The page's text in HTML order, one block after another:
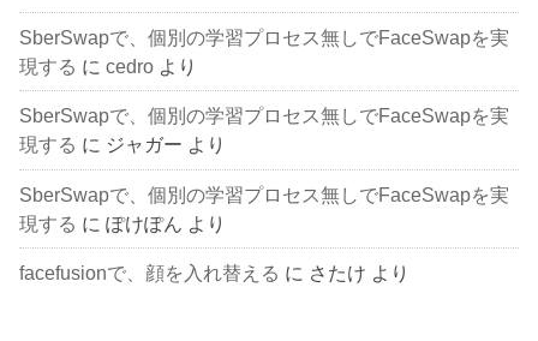
SberSwapで、個別の学習プロセス無しでFaceSwapを実
現する にcedro より
SberSwapで、個別の学習プロセス無しでFaceSwapを実
現する に ジャガー より
SberSwapで、個別の学習プロセス無しでFaceSwapを実
現する にぽけぽん より
facefusionで、顔を入れ替える に さたけ より